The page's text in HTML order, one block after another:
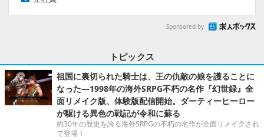
Sponsored by
トピックス
祖国に裏切られた騎士は、王の仇敵の娘を護ることに
なった―1998年の海外SRPG不朽の名作『幻世録』全
面リメイク版、体験版配信開始。ダーティーヒーロー
が駆ける異色の戦記が令和に蘇る
約30年の歴史を誇る海外SRPGの不朽の名作が全面リメイクされ
て登場！